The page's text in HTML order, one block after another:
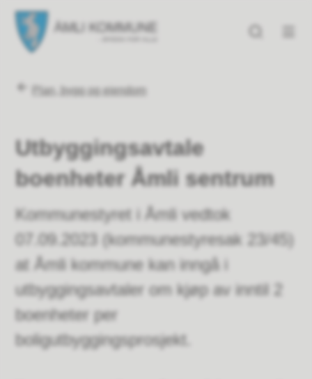
Åmli kommune
Du er her:
Plan, bygg og eiendom
Utbyggingsavtale
boenheter Åmli sentrum
Kommunestyret i Åmli vedtok
07.09.2023 (kommunestyresak 23/45)
at Åmli kommune kan inngå i
utbyggingsavtaler om kjøp av inntil 2
boenheter per
boligutbyggingsprosjekt.